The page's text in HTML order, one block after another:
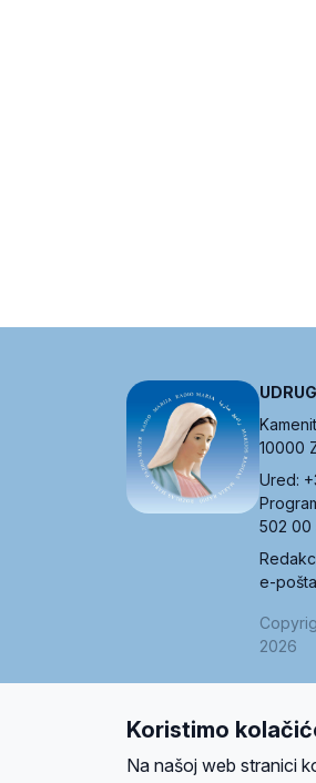
10000
Ured:
502 00
e-
2026
Ova stranica je
Koristimo
Na našoj web stranici